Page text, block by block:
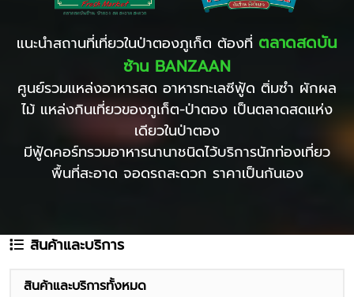
แนะนำสถานที่เที่ยวในป่าตองภูเก็ต ต้องที่ ตลาดสดบัน
ซ้าน BANZAAN
ศูนย์รวมแหล่งอาหารสด อาหารทะเลซีฟู้ด ติ่มซำ ผักผล
ไม้ แหล่งกินเที่ยวของภูเก็ต-ป่าตอง เป็นตลาดสดแห่ง
เดียวในป่าตอง
มีฟู้ดคอร์ทรวมอาหารนานาชนิดไว้บริการนักท่องเที่ยว
พื้นที่สะอาด จอดรถสะดวก ราคาเป็นกันเอง
สินค้าและบริการ
สินค้าและบริการทั้งหมด